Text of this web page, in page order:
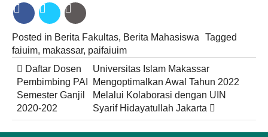
Posted in Berita Fakultas, Berita Mahasiswa Tagged
faiuim, makassar, paifaiuim
Post
navigation
Daftar Dosen
Pembimbing PAI
Semester Ganjil
2020-202
Universitas Islam Makassar
Mengoptimalkan Awal Tahun 2022
Melalui Kolaborasi dengan UIN
Syarif Hidayatullah Jakarta